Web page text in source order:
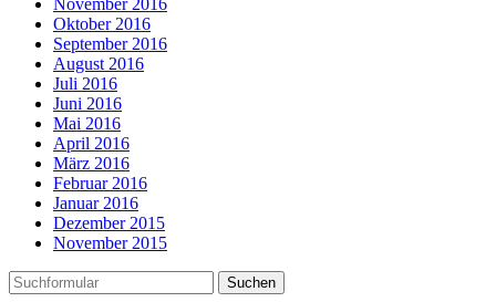
November 2016
Oktober 2016
September 2016
August 2016
Juli 2016
Juni 2016
Mai 2016
April 2016
März 2016
Februar 2016
Januar 2016
Dezember 2015
November 2015